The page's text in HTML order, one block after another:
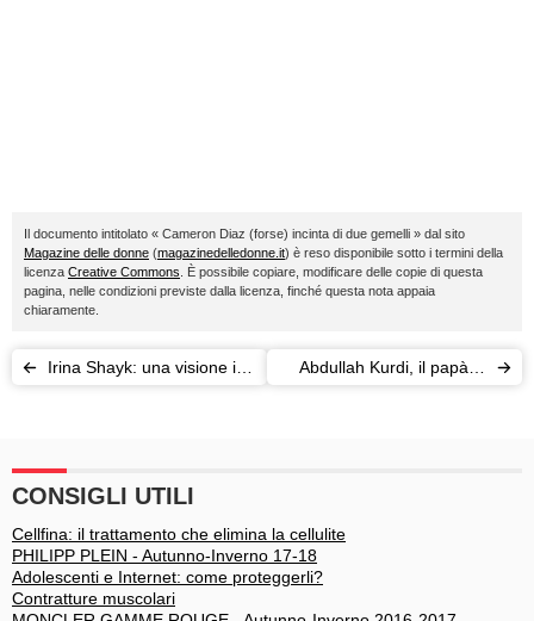
Il documento intitolato « Cameron Diaz (forse) incinta di due gemelli » dal sito
Magazine delle donne (magazinedelledonne.it) è reso disponibile sotto i termini della
licenza Creative Commons . È possibile copiare, modificare delle copie di questa
pagina, nelle condizioni previste dalla licenza, finché questa nota appaia
chiaramente.
Irina Shayk: una visione in
Abdullah Kurdi, il papà di
CONSIGLI UTILI
Cellfina: il trattamento che elimina la cellulite
PHILIPP PLEIN - Autunno-Inverno 17-18
Adolescenti e Internet: come proteggerli?
Contratture muscolari